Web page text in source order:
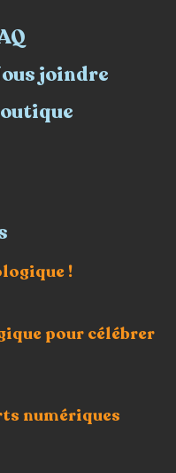
joindre
!
pour célébrer
numériques